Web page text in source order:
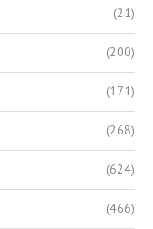
(21)
(200)
(171)
(268)
(624)
(466)